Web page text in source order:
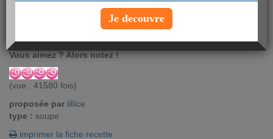
Votre été sera sous le ligne de la fraîcheur et de la minceur avec
ce délicieux gaspacho tout en légumes ! Une recette simple à
Vous aimez ? Alors notez !
(vue : 41580 fois)
proposée par lillice
type : soupe
imprimer la fiche recette
Je decouvre